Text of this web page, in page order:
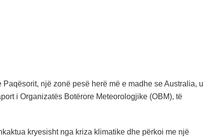
një zonë pesë herë më e madhe se Australia, u
i Organizatës Botërore Meteorologjike (OBM), të
kryesisht nga kriza klimatike dhe përkoi me një